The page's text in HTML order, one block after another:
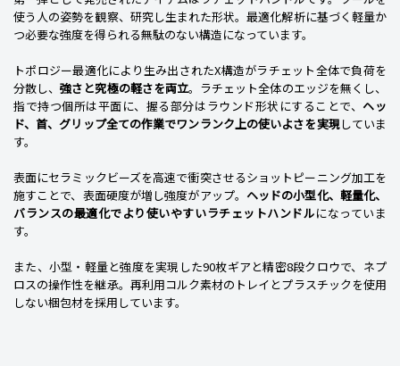
使う人の姿勢を観察、研究し生まれた形状。最適化解析に基づく軽量か
つ必要な強度を得られる無駄のない構造になっています。
トポロジー最適化により生み出されたX構造がラチェット全体で負荷を
分散し、強さと究極の軽さを両立。ラチェット全体のエッジを無くし、
指で持つ個所は平面に、握る部分はラウンド形状にすることで、 ヘッ
ド、首、グリップ全ての作業でワンランク上の使いよさを実現していま
す。
表面にセラミックビーズを高速で衝突させるショットピーニング加工を
施すことで、表面硬度が増し強度がアップ。 ヘッドの小型化、軽量化、
バランスの最適化でより使いやすいラチェットハンドルになっていま
す。
また、小型・軽量と強度を実現した90枚ギアと精密8段クロウで、ネプ
ロスの操作性を継承。再利用コルク素材のトレイとプラスチックを使用
しない梱包材を採用しています。